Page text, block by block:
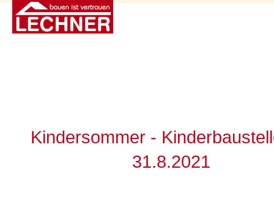
Kindersommer -
31.8.2021